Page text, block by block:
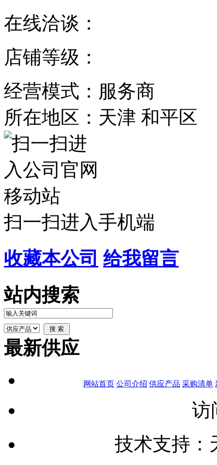
在线洽谈：
店铺等级：
经营模式：服务商
所在地区：天津 和平区
扫一扫进入手机端
收藏本公司 给我留言
站内搜索
最新供应
网站首页 公司介绍 供应产品 采购清单
访
技术支持：